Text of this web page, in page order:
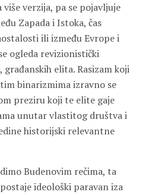
verzija, pa se pojavljuje
Zapada i Istoka, čas
ili između Evrope i
ogleda revizionistički
elita. Rasizam koji
binarizmima izravno se
preziru koji te elite gaje
unutar vlastitog društva i
historijski relevantne
Budenovim rečima, ta
ideološki paravan iza